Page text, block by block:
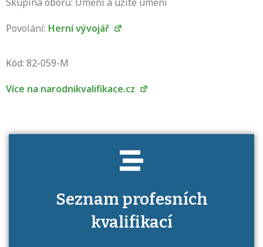
Povolání: Herní vývojář
Kód: 82-059-M
Více na narodnikvalifikace.cz
Seznam profesních
kvalifikací
Víte, jaké dovednosti musíte pro danou